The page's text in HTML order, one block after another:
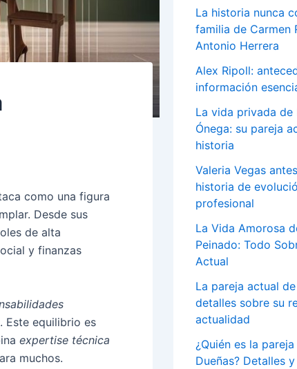
como una figura
Desde sus
de alta
y finanzas
. Este equilibrio es
expertise técnica
muchos.
La historia nunca
familia de Carmen
Antonio Herrera
Alex Ripoll:
información
La vida privada de
Ónega: su pareja
historia
Valeria Vegas
historia de
profesional
La Vida Amorosa
Peinado: Todo
Actual
La pareja actual
detalles sobre su
actualidad
¿Quién es la
Dueñas? Detalles